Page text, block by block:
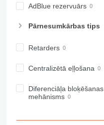
988
992
C-series
D series
E-series
AdBlue rezervuārs
Pārnesumkārbas tips
Retarders
Centralizētā eļļošana
Diferenciāļa bloķēšanas
mehānisms